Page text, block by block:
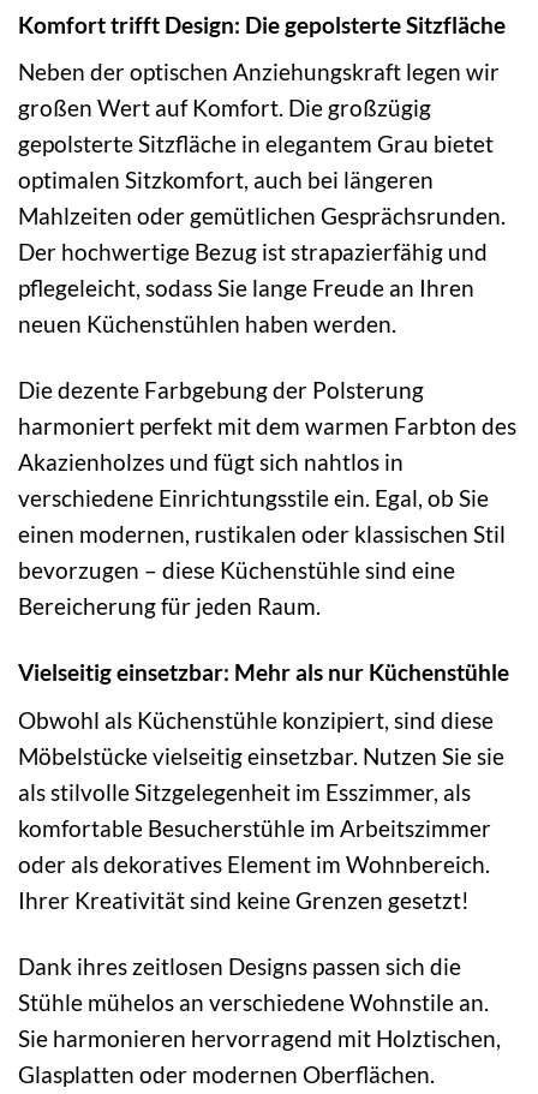
Komfort trifft Design: Die gepolsterte Sitzfläche
Neben der optischen Anziehungskraft legen wir
großen Wert auf Komfort. Die großzügig
gepolsterte Sitzfläche in elegantem Grau bietet
optimalen Sitzkomfort, auch bei längeren
Mahlzeiten oder gemütlichen Gesprächsrunden.
Der hochwertige Bezug ist strapazierfähig und
pflegeleicht, sodass Sie lange Freude an Ihren
neuen Küchenstühlen haben werden.
Die dezente Farbgebung der Polsterung
harmoniert perfekt mit dem warmen Farbton des
Akazienholzes und fügt sich nahtlos in
verschiedene Einrichtungsstile ein. Egal, ob Sie
einen modernen, rustikalen oder klassischen Stil
bevorzugen – diese Küchenstühle sind eine
Bereicherung für jeden Raum.
Vielseitig einsetzbar: Mehr als nur Küchenstühle
Obwohl als Küchenstühle konzipiert, sind diese
Möbelstücke vielseitig einsetzbar. Nutzen Sie sie
als stilvolle Sitzgelegenheit im Esszimmer, als
komfortable Besucherstühle im Arbeitszimmer
oder als dekoratives Element im Wohnbereich.
Ihrer Kreativität sind keine Grenzen gesetzt!
Dank ihres zeitlosen Designs passen sich die
Stühle mühelos an verschiedene Wohnstile an.
Sie harmonieren hervorragend mit Holztischen,
Glasplatten oder modernen Oberflächen.